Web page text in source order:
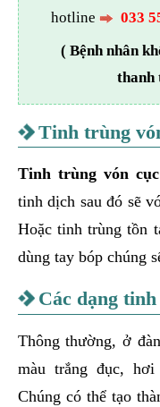
hotline
033
( Bệnh nhân
thanh
Tinh trùng
Tinh trùng vón cục
tinh dịch sau đó sẽ
Hoặc tinh trùng tồn
dùng tay bóp chúng
Các dạng
Thông thường, ở
màu trắng đục,
Chúng có thể tạo